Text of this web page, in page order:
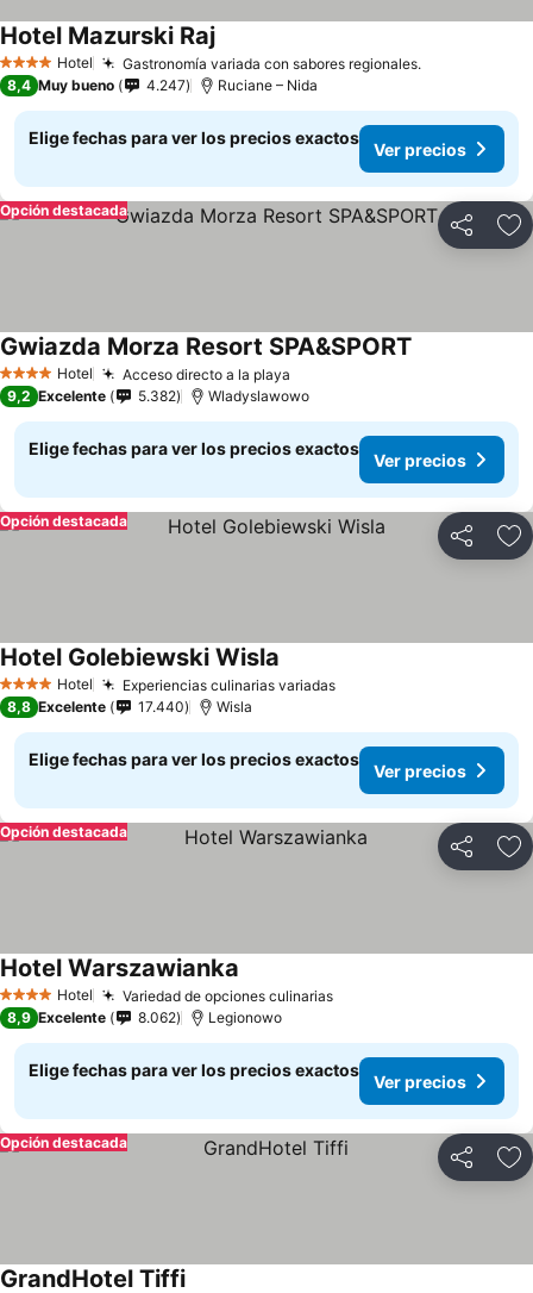
4 EstrellasHotel Gastronomía variada con sabores regionales.
Hotel Mazurski Raj
8,4 Muy bueno 4.247 Ruciane – Nida
Elige fechas para ver los precios exactos
Ver precios
Compartir
Opción destacada
4 EstrellasHotel Acceso directo a la playa
Gwiazda Morza Resort SPA&SPORT
9,2 Excelente 5.382 Wladyslawowo
Elige fechas para ver los precios exactos
Ver precios
Compartir
Opción destacada
4 EstrellasHotel Experiencias culinarias variadas
Hotel Golebiewski Wisla
8,8 Excelente 17.440 Wisla
Elige fechas para ver los precios exactos
Ver precios
Compartir
Opción destacada
4 EstrellasHotel Variedad de opciones culinarias
Hotel Warszawianka
8,9 Excelente 8.062 Legionowo
Elige fechas para ver los precios exactos
Ver precios
Compartir
Opción destacada
GrandHotel Tiffi